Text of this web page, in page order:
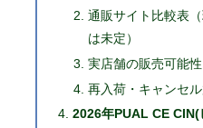
通販サイト比較表
は未定）
実店舗の販売可能
再入荷・キャンセ
2026年PUAL CE